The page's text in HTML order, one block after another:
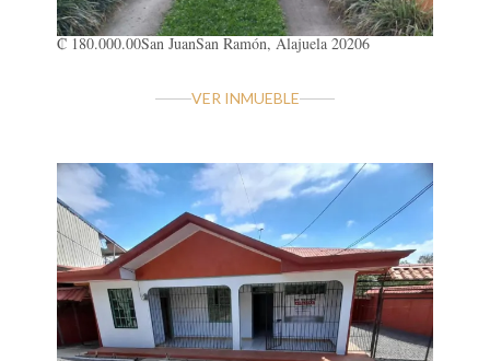
₡ 180.000.00San JuanSan Ramón, Alajuela 20206
VER INMUEBLE